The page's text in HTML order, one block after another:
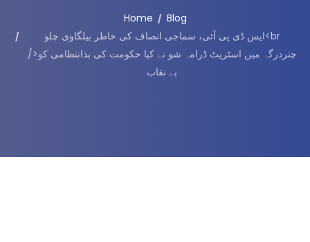
Home
Blog
ایس ڈی پی آئی، سماجی انصاف کی خاطر بیلگاوی چلو<br
/>چتردرگہ میں اسٹریٹ ڈرامہ شو نے کیا حکومت کی بدانتظامی کو
بے نقاب